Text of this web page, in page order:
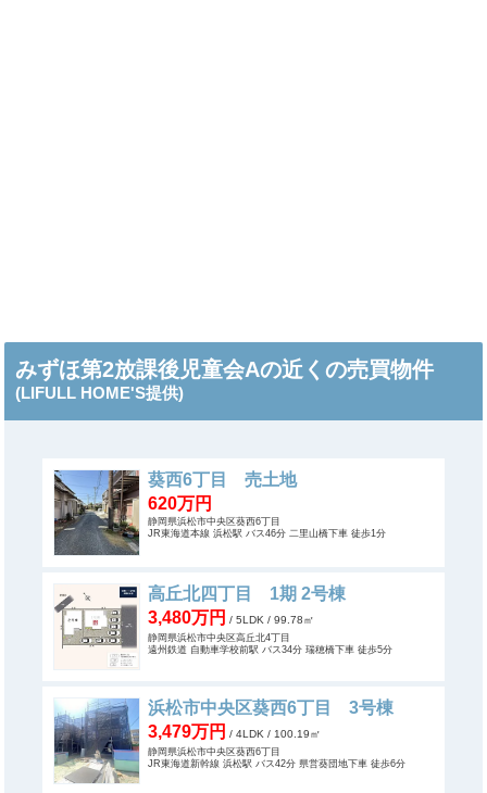
みずほ第2放課後児童会Aの近くの売買物件
(LIFULL HOME'S提供)
葵西6丁目 売土地
620万円
静岡県浜松市中央区葵西6丁目
JR東海道本線 浜松駅 バス46分 二里山橋下車 徒歩1分
高丘北四丁目 1期 2号棟
3,480万円 / 5LDK / 99.78㎡
静岡県浜松市中央区高丘北4丁目
遠州鉄道 自動車学校前駅 バス34分 瑞穂橋下車 徒歩5分
浜松市中央区葵西6丁目 3号棟
3,479万円 / 4LDK / 100.19㎡
静岡県浜松市中央区葵西6丁目
JR東海道新幹線 浜松駅 バス42分 県営葵団地下車 徒歩6分